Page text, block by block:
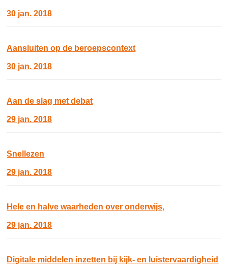
30 jan. 2018
Aansluiten op de beroepscontext
30 jan. 2018
Aan de slag met debat
29 jan. 2018
Snellezen
29 jan. 2018
Hele en halve waarheden over onderwijs,
29 jan. 2018
Digitale middelen inzetten bij kijk- en luistervaardigheid